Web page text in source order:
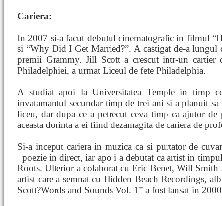
Cariera:
In 2007 si-a facut debutul cinematografic in filmul
si “Why Did I Get Married?”. A castigat de-a lungul
premii Grammy. Jill Scott a crescut intr-un cartier
Philadelphiei, a urmat Liceul de fete Philadelphia.
A studiat apoi la Universitatea Temple in timp
invatamantul secundar timp de trei ani si a planuit sa
liceu, dar dupa ce a petrecut ceva timp ca ajutor de
aceasta dorinta a ei fiind dezamagita de cariera de
Si-a inceput cariera in muzica ca si purtator de
poezie in direct, iar apoi a debutat ca artist in
Roots. Ulterior a colaborat cu Eric Benet, Will
artist care a semnat cu Hidden Beach Recordings,
Scott?Words and Sounds Vol. 1” a fost lansat in